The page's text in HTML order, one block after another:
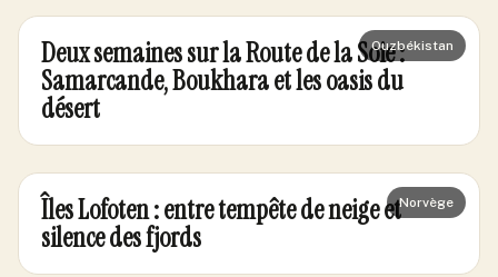
Ouzbékistan
Deux semaines sur la Route de la Soie :
Samarcande, Boukhara et les oasis du
désert
Norvège
Îles Lofoten : entre tempête de neige et
silence des fjords